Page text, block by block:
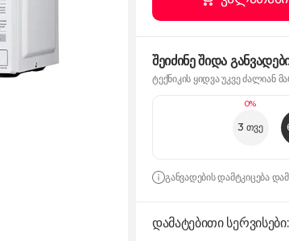
შეიძინე შიდა
ტექნიკის ყიდვა უკვე ძალიან
0%
3 თვე
განვადების დამტკიცება
დამატებითი სერვისები: